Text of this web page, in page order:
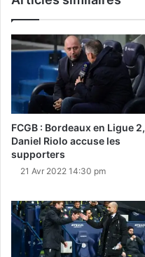
FCGB : Bordeaux en Ligue 2,
Daniel Riolo accuse les
supporters
21 Avr 2022 14:30 pm